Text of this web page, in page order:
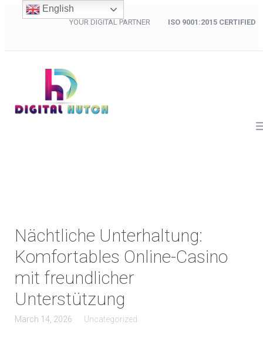
YOUR DIGITAL PARTNER ISO 9001:2015 CERTIFIED
Nächtliche Unterhaltung:
Komfortables Online-Casino
mit freundlicher
Unterstützung
March 14, 2026 Uncategorized
English